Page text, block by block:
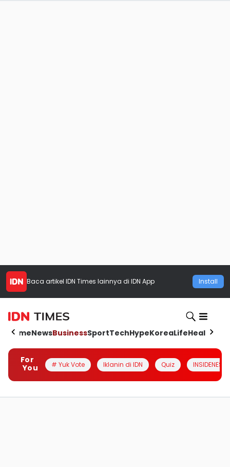
Baca artikel IDN Times lainnya di IDN App Install
HomeNewsBusinessSportTechHypeKoreaLifeHealth
For
You
# Yuk Vote Iklanin di IDN Quiz INSIDENESIA